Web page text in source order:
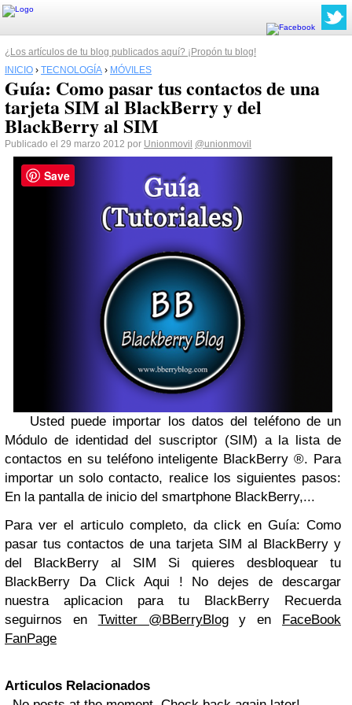
¿Los artículos de tu blog publicados aquí? ¡Propón tu blog!
INICIO › TECNOLOGÍA › MÓVILES
Guía: Como pasar tus contactos de una
tarjeta SIM al BlackBerry y del
BlackBerry al SIM
Publicado el 29 marzo 2012 por Unionmovil @unionmovil
Usted puede importar los datos del teléfono de un
Módulo de identidad del suscriptor (SIM) a la lista de
contactos en su teléfono inteligente BlackBerry ®. Para
importar un solo contacto, realice los siguientes pasos:
En la pantalla de inicio del smartphone BlackBerry,...
Para ver el articulo completo, da click en Guía: Como
pasar tus contactos de una tarjeta SIM al BlackBerry y
del BlackBerry al SIM Si quieres desbloquear tu
BlackBerry Da Click Aqui ! No dejes de descargar
nuestra aplicacion para tu BlackBerry Recuerda
seguirnos en Twitter @BBerryBlogy en
FaceBook
FanPage
Articulos Relacionados
Save